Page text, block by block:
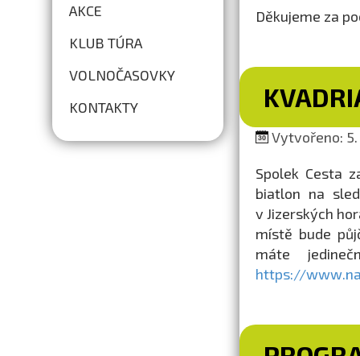
AKCE
KLUB TÚRA
VOLNOČASOVKY
KONTAKTY
Děkujeme za
Vytvořeno: 5.
Spolek Cesta
biatlon na
v Jizerských
místě bude
máte
https://